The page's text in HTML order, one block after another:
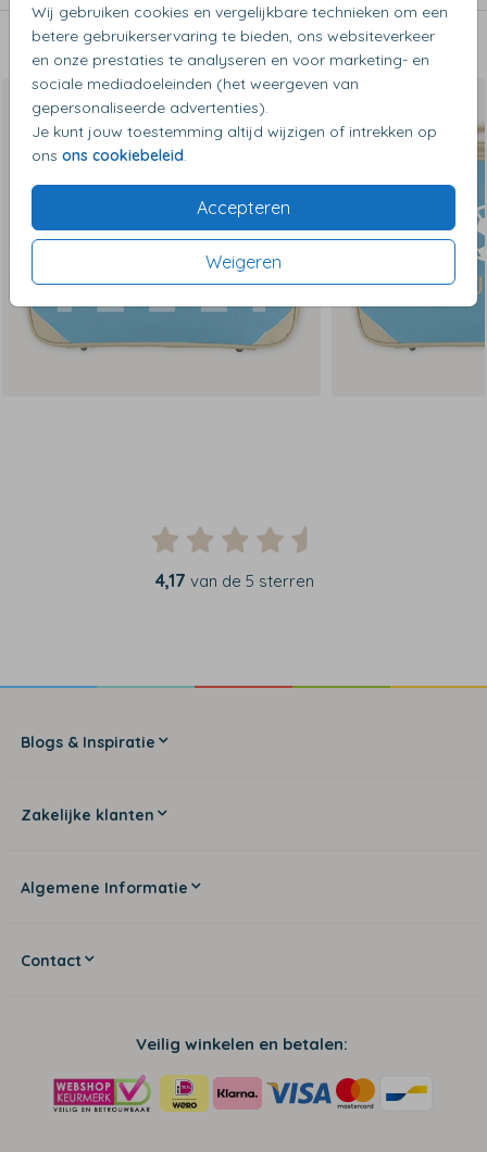
Wij gebruiken cookies en vergelijkbare technieken om een
betere gebruikerservaring te bieden, ons websiteverkeer
en onze prestaties te analyseren en voor marketing- en
sociale mediadoeleinden (het weergeven van
gepersonaliseerde advertenties).
Je kunt jouw toestemming altijd wijzigen of intrekken op
ons ons cookiebeleid.
Accepteren
Weigeren
- Extra bescherming aan onderzijde en achterzijde tegen
stoten
Dit vind je misschien ook leuk
4,17 van de 5 sterren
Blogs & Inspiratie
Zakelijke klanten
Algemene Informatie
Contact
Veilig winkelen en betalen: